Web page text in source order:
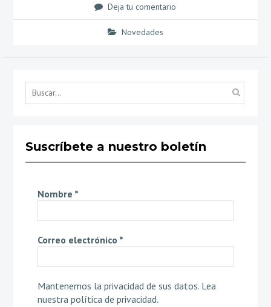
Deja tu comentario
Novedades
Suscríbete a nuestro boletín
Nombre *
Correo electrónico *
Mantenemos la privacidad de sus datos. Lea
nuestra política de privacidad.